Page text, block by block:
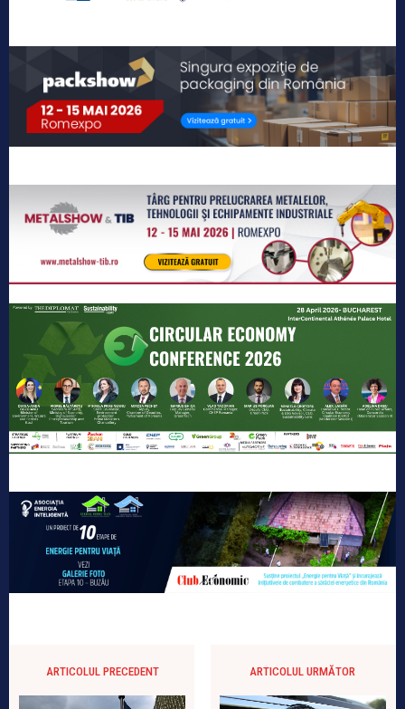
ARTICOLUL PRECEDENT ARTICOLUL URMĂTOR